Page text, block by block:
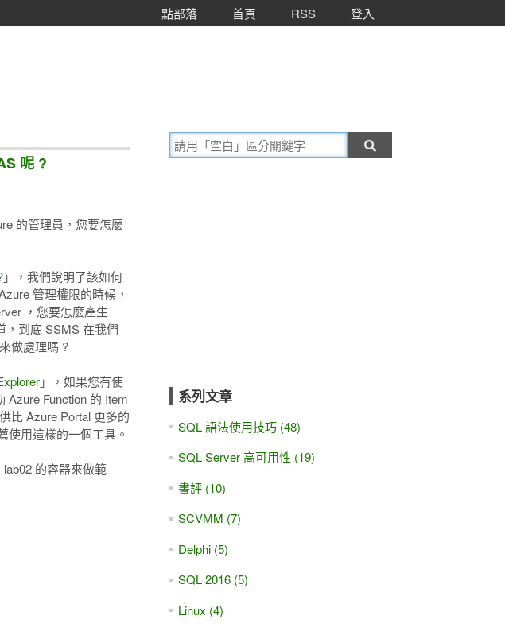
點部落 首頁 RSS 登入
呢 ?
的管理員，您要怎麼
」，我們說明了該如何
管理權限的時候，
，您要怎麼產生
，到底 SSMS 在我們
做處理嗎 ?
」，如果您有使
Azure Function 的 Item
比 Azure Portal 更多的
使用這樣的一個工具。
的容器來做範
系列文章
SQL 語法使用技巧 (48)
SQL Server 高可用性 (19)
書評 (10)
SCVMM (7)
Delphi (5)
SQL 2016 (5)
Linux (4)